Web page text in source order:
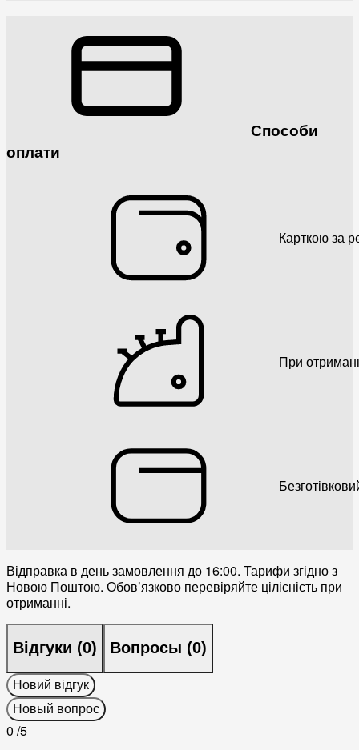
Способи
оплати
Карткою за
При
Відправка в день замовлення до 16:00. Тарифи згідно з
Новою Поштою. Обовʼязково перевіряйте цілісність при
отриманні.
Відгуки (0) Вопросы (0)
Новий відгук
Новый вопрос
0 /5